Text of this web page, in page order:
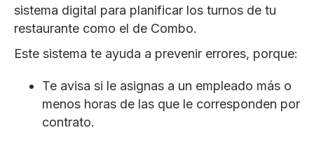
sistema digital para planificar los turnos de tu
restaurante como el de Combo.
Este sistema te ayuda a prevenir errores, porque:
Te avisa si le asignas a un empleado más o
menos horas de las que le corresponden por
contrato.